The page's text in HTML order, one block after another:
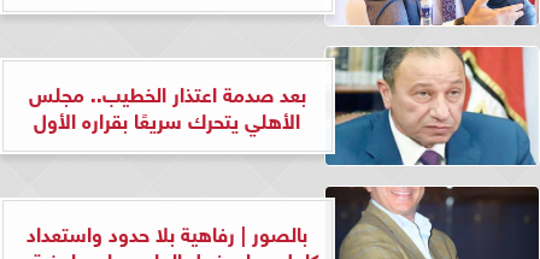
بعد صدمة اعتذار الخطيب.. مجلس
الأهلي يتحرك سريعًا بقراره الأول
بالصور | رفاهية بلا حدود واستعداد